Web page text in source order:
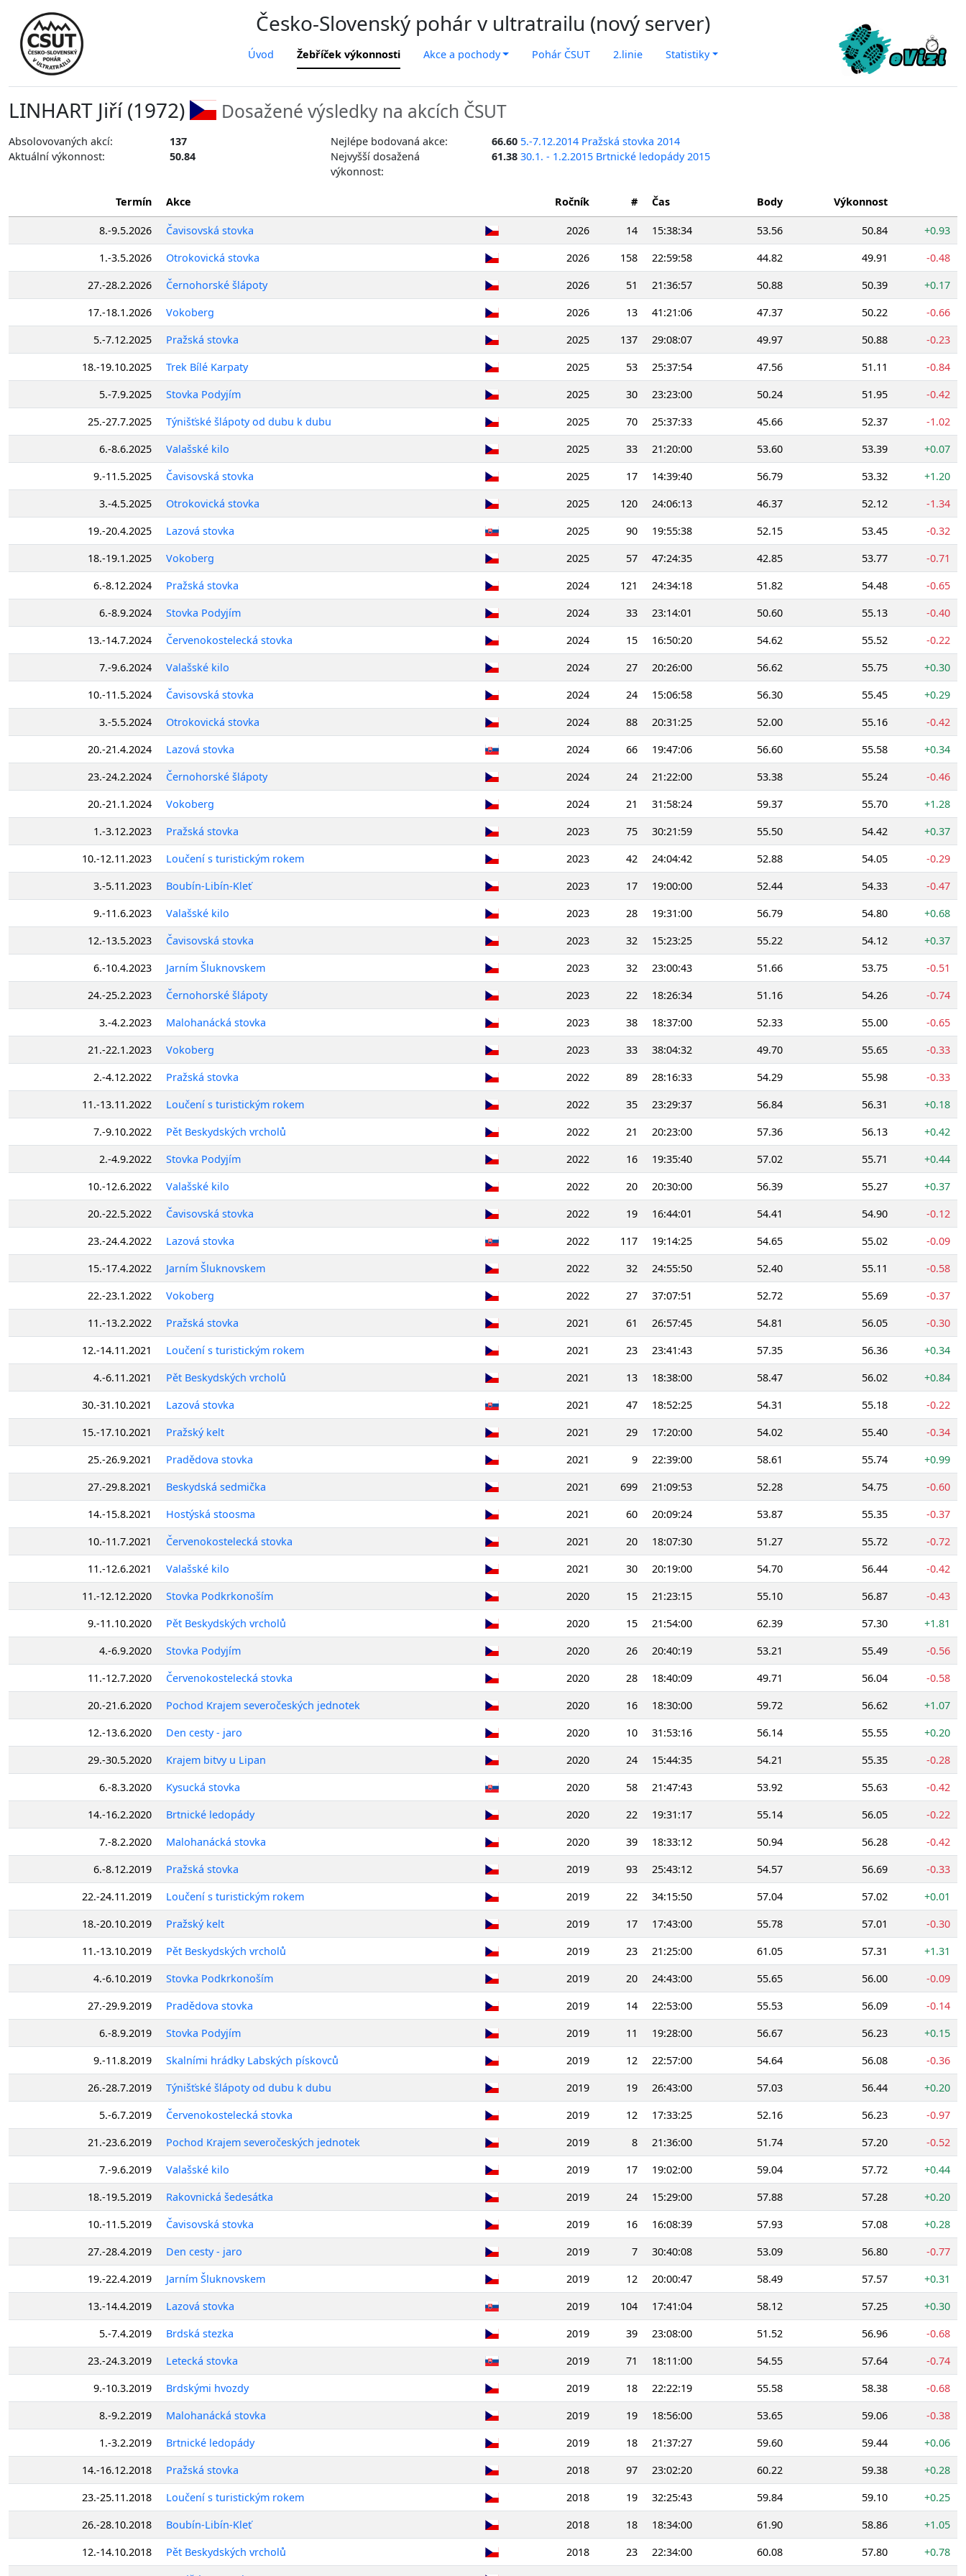
Česko-Slovenský pohár v ultratrailu (nový server)
Úvod Žebříček výkonnosti Akce a pochody Pohár ČSUT 2.linie Statistiky
LINHART Jiří (1972) Dosažené výsledky na akcích ČSUT
Absolovovaných akcí: 137 Nejlépe bodovaná akce: 66.60 5.-7.12.2014 Pražská stovka 2014
Aktuální výkonnost:
50.84
Nejvyšší dosažená
výkonnost:
61.38 30.1. - 1.2.2015 Brtnické ledopády 2015
Termín Akce Ročník # Čas Body Výkonnost
8.-9.5.2026 Čavisovská stovka 2026 14 15:38:34 53.56 50.84
+0.93
1.-3.5.2026
Otrokovická stovka 2026 158 22:59:58 44.82 49.91
-0.48
27.-28.2.2026
Černohorské šlápoty 2026 51 21:36:57 50.88 50.39
+0.17
17.-18.1.2026
Vokoberg 2026 13 41:21:06 47.37 50.22
-0.66
5.-7.12.2025
Pražská stovka 2025 137 29:08:07 49.97 50.88
-0.23
18.-19.10.2025
Trek Bílé Karpaty 2025 53 25:37:54 47.56 51.11
-0.84
5.-7.9.2025
Stovka Podyjím 2025 30 23:23:00 50.24 51.95
-0.42
25.-27.7.2025
Týnišťské šlápoty od dubu k dubu 2025 70 25:37:33 45.66 52.37
-1.02
6.-8.6.2025
Valašské kilo 2025 33 21:20:00 53.60 53.39
+0.07
9.-11.5.2025
Čavisovská stovka 2025 17 14:39:40 56.79 53.32
+1.20
3.-4.5.2025
Otrokovická stovka 2025 120 24:06:13 46.37 52.12
-1.34
19.-20.4.2025
Lazová stovka 2025 90 19:55:38 52.15 53.45
-0.32
18.-19.1.2025
Vokoberg 2025 57 47:24:35 42.85 53.77
-0.71
6.-8.12.2024
Pražská stovka 2024 121 24:34:18 51.82 54.48
-0.65
6.-8.9.2024
Stovka Podyjím 2024 33 23:14:01 50.60 55.13
-0.40
13.-14.7.2024
Červenokostelecká stovka 2024 15 16:50:20 54.62 55.52
-0.22
7.-9.6.2024
Valašské kilo 2024 27 20:26:00 56.62 55.75
+0.30
10.-11.5.2024
Čavisovská stovka 2024 24 15:06:58 56.30 55.45
+0.29
3.-5.5.2024
Otrokovická stovka 2024 88 20:31:25 52.00 55.16
-0.42
20.-21.4.2024
Lazová stovka 2024 66 19:47:06 56.60 55.58
+0.34
23.-24.2.2024
Černohorské šlápoty 2024 24 21:22:00 53.38 55.24
-0.46
20.-21.1.2024
Vokoberg 2024 21 31:58:24 59.37 55.70
+1.28
1.-3.12.2023
Pražská stovka 2023 75 30:21:59 55.50 54.42
+0.37
10.-12.11.2023
Loučení s turistickým rokem 2023 42 24:04:42 52.88 54.05
-0.29
3.-5.11.2023
Boubín-Libín-Kleť 2023 17 19:00:00 52.44 54.33
-0.47
9.-11.6.2023
Valašské kilo 2023 28 19:31:00 56.79 54.80
+0.68
12.-13.5.2023
Čavisovská stovka 2023 32 15:23:25 55.22 54.12
+0.37
6.-10.4.2023
Jarním Šluknovskem 2023 32 23:00:43 51.66 53.75
-0.51
24.-25.2.2023
Černohorské šlápoty 2023 22 18:26:34 51.16 54.26
-0.74
3.-4.2.2023
Malohanácká stovka 2023 38 18:37:00 52.33 55.00
-0.65
21.-22.1.2023
Vokoberg 2023 33 38:04:32 49.70 55.65
-0.33
2.-4.12.2022
Pražská stovka 2022 89 28:16:33 54.29 55.98
-0.33
11.-13.11.2022
Loučení s turistickým rokem 2022 35 23:29:37 56.84 56.31
+0.18
7.-9.10.2022
Pět Beskydských vrcholů 2022 21 20:23:00 57.36 56.13
+0.42
2.-4.9.2022
Stovka Podyjím 2022 16 19:35:40 57.02 55.71
+0.44
10.-12.6.2022
Valašské kilo 2022 20 20:30:00 56.39 55.27
+0.37
20.-22.5.2022
Čavisovská stovka 2022 19 16:44:01 54.41 54.90
-0.12
23.-24.4.2022
Lazová stovka 2022 117 19:14:25 54.65 55.02
-0.09
15.-17.4.2022
Jarním Šluknovskem 2022 32 24:55:50 52.40 55.11
-0.58
22.-23.1.2022
Vokoberg 2022 27 37:07:51 52.72 55.69
-0.37
11.-13.2.2022
Pražská stovka 2021 61 26:57:45 54.81 56.05
-0.30
12.-14.11.2021
Loučení s turistickým rokem 2021 23 23:41:43 57.35 56.36
+0.34
4.-6.11.2021
Pět Beskydských vrcholů 2021 13 18:38:00 58.47 56.02
+0.84
30.-31.10.2021
Lazová stovka 2021 47 18:52:25 54.31 55.18
-0.22
15.-17.10.2021
Pražský kelt 2021 29 17:20:00 54.02 55.40
-0.34
25.-26.9.2021
Pradědova stovka 2021 9 22:39:00 58.61 55.74
+0.99
27.-29.8.2021
Beskydská sedmička 2021 699 21:09:53 52.28 54.75
-0.60
14.-15.8.2021
Hostýská stoosma 2021 60 20:09:24 53.87 55.35
-0.37
10.-11.7.2021
Červenokostelecká stovka 2021 20 18:07:30 51.27 55.72
-0.72
11.-12.6.2021
Valašské kilo 2021 30 20:19:00 54.70 56.44
-0.42
11.-12.12.2020
Stovka Podkrkonoším 2020 15 21:23:15 55.10 56.87
-0.43
9.-11.10.2020
Pět Beskydských vrcholů 2020 15 21:54:00 62.39 57.30
+1.81
4.-6.9.2020
Stovka Podyjím 2020 26 20:40:19 53.21 55.49
-0.56
11.-12.7.2020
Červenokostelecká stovka 2020 28 18:40:09 49.71 56.04
-0.58
20.-21.6.2020
Pochod Krajem severočeských jednotek 2020 16 18:30:00 59.72 56.62
+1.07
12.-13.6.2020
Den cesty - jaro 2020 10 31:53:16 56.14 55.55
+0.20
29.-30.5.2020
Krajem bitvy u Lipan 2020 24 15:44:35 54.21 55.35
-0.28
6.-8.3.2020
Kysucká stovka 2020 58 21:47:43 53.92 55.63
-0.42
14.-16.2.2020
Brtnické ledopády 2020 22 19:31:17 55.14 56.05
-0.22
7.-8.2.2020
Malohanácká stovka 2020 39 18:33:12 50.94 56.28
-0.42
6.-8.12.2019
Pražská stovka 2019 93 25:43:12 54.57 56.69
-0.33
22.-24.11.2019
Loučení s turistickým rokem 2019 22 34:15:50 57.04 57.02
+0.01
18.-20.10.2019
Pražský kelt 2019 17 17:43:00 55.78 57.01
-0.30
11.-13.10.2019
Pět Beskydských vrcholů 2019 23 21:25:00 61.05 57.31
+1.31
4.-6.10.2019
Stovka Podkrkonoším 2019 20 24:43:00 55.65 56.00
-0.09
27.-29.9.2019
Pradědova stovka 2019 14 22:53:00 55.53 56.09
-0.14
6.-8.9.2019
Stovka Podyjím 2019 11 19:28:00 56.67 56.23
+0.15
9.-11.8.2019
Skalními hrádky Labských pískovců 2019 12 22:57:00 54.64 56.08
-0.36
26.-28.7.2019
Týnišťské šlápoty od dubu k dubu 2019 19 26:43:00 57.03 56.44
+0.20
5.-6.7.2019
Červenokostelecká stovka 2019 12 17:33:25 52.16 56.23
-0.97
21.-23.6.2019
Pochod Krajem severočeských jednotek 2019 8 21:36:00 51.74 57.20
-0.52
7.-9.6.2019
Valašské kilo 2019 17 19:02:00 59.04 57.72
+0.44
18.-19.5.2019
Rakovnická šedesátka 2019 24 15:29:00 57.88 57.28
+0.20
10.-11.5.2019
Čavisovská stovka 2019 16 16:08:39 57.93 57.08
+0.28
27.-28.4.2019
Den cesty - jaro 2019 7 30:40:08 53.09 56.80
-0.77
19.-22.4.2019
Jarním Šluknovskem 2019 12 20:00:47 58.49 57.57
+0.31
13.-14.4.2019
Lazová stovka 2019 104 17:41:04 58.12 57.25
+0.30
5.-7.4.2019
Brdská stezka 2019 39 23:08:00 51.52 56.96
-0.68
23.-24.3.2019
Letecká stovka 2019 71 18:11:00 54.55 57.64
-0.74
9.-10.3.2019
Brdskými hvozdy 2019 18 22:22:19 55.58 58.38
-0.68
8.-9.2.2019
Malohanácká stovka 2019 19 18:56:00 53.65 59.06
-0.38
1.-3.2.2019
Brtnické ledopády 2019 18 21:37:27 59.60 59.44
+0.06
14.-16.12.2018
Pražská stovka 2018 97 23:02:20 60.22 59.38
+0.28
23.-25.11.2018
Loučení s turistickým rokem 2018 19 32:25:43 59.84 59.10
+0.25
26.-28.10.2018
Boubín-Libín-Kleť 2018 18 18:34:00 61.90 58.86
+1.05
12.-14.10.2018
Pět Beskydských vrcholů 2018 23 22:34:00 60.08 57.80
+0.78